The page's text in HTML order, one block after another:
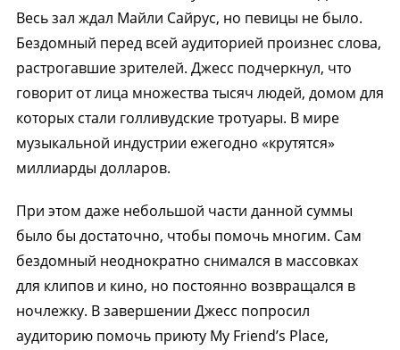
Весь зал ждал Майли Сайрус, но певицы не было.
Бездомный перед всей аудиторией произнес слова,
растрогавшие зрителей. Джесс подчеркнул, что
говорит от лица множества тысяч людей, домом для
которых стали голливудские тротуары. В мире
музыкальной индустрии ежегодно «крутятся»
миллиарды долларов.
При этом даже небольшой части данной суммы
было бы достаточно, чтобы помочь многим. Сам
бездомный неоднократно снимался в массовках
для клипов и кино, но постоянно возвращался в
ночлежку. В завершении Джесс попросил
аудиторию помочь приюту My Friend’s Place,